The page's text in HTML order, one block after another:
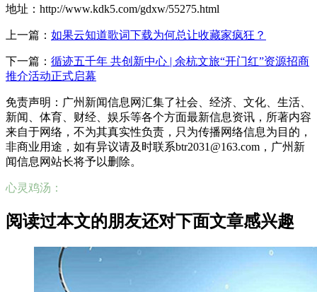
地址：http://www.kdk5.com/gdxw/55275.html
上一篇： 如果云知道歌词下载为何总让收藏家疯狂？
下一篇： 循迹五千年 共创新中心 | 余杭文旅“开门红”资源招商
推介活动正式启幕
免责声明：广州新闻信息网汇集了社会、经济、文化、生活、
新闻、体育、财经、娱乐等各个方面最新信息资讯，所著内容
来自于网络，不为其真实性负责，只为传播网络信息为目的，
非商业用途，如有异议请及时联系btr2031@163.com，广州新
闻信息网站长将予以删除。
心灵鸡汤：
阅读过本文的朋友还对下面文章感兴趣